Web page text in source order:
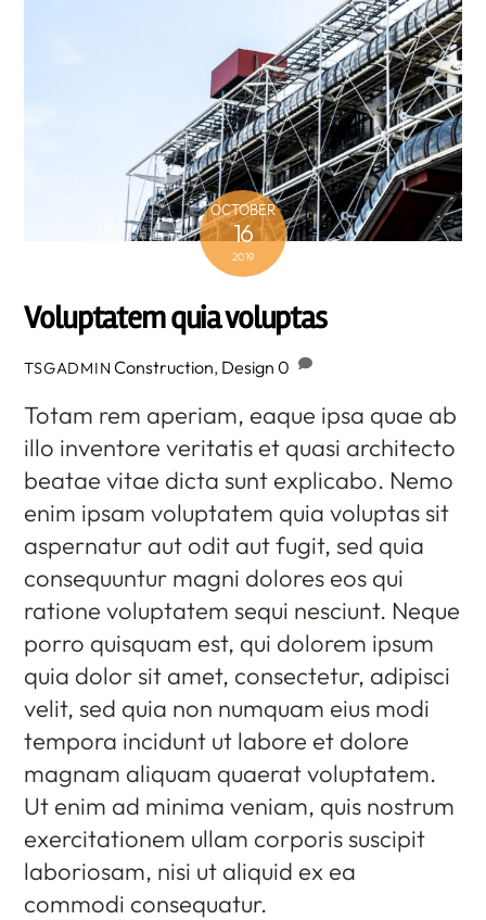
OCTOBER
16
2019
Voluptatem quia voluptas
TSGADMIN Construction, Design 0
Totam rem aperiam, eaque ipsa quae ab
illo inventore veritatis et quasi architecto
beatae vitae dicta sunt explicabo. Nemo
enim ipsam voluptatem quia voluptas sit
aspernatur aut odit aut fugit, sed quia
consequuntur magni dolores eos qui
ratione voluptatem sequi nesciunt. Neque
porro quisquam est, qui dolorem ipsum
quia dolor sit amet, consectetur, adipisci
velit, sed quia non numquam eius modi
tempora incidunt ut labore et dolore
magnam aliquam quaerat voluptatem.
Ut enim ad minima veniam, quis nostrum
exercitationem ullam corporis suscipit
laboriosam, nisi ut aliquid ex ea
commodi consequatur.